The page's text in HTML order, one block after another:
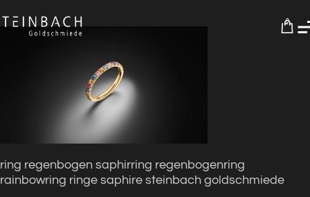
0
ring regenbogen saphirring regenbogenring
rainbowring ringe saphire steinbach goldschmiede